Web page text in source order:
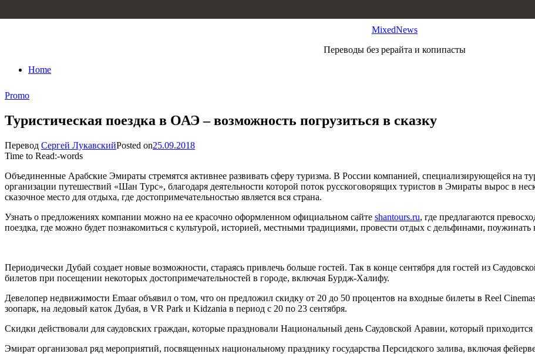
MixedNews
Переводы без рерайта и копипасты
Home
Promo
Туристическая поездка в ОАЭ – возможность погрузиться в сказку
Перевод Сергей ЛукавскийPosted on25.09.2018
Time to Read:-words
Объединенные Арабские Эмираты стремятся активнее развивать сферу туризма. В России компанией, специализирующейся на
организации путешествий «Шан Турс», благодаря деятельности которой поток русскоговорящих туристов в Эмираты вырос в
сказочное место для отдыха, где достопримечательностью является вся страна.
Узнать о предложениях компании можно на ее красочно оформленном официальном сайте shantours.ru, где предлагаются
поездка, где можно будет познакомиться с культурой, историей, местными традициями, провести отдых с дельфинами, поужинать
Периодически Дубай создает новые возможности, стараясь привлечь больше гостей. Так в конце сентября для гостей из
билетов при посещении некоторых достопримечательностей в городе, включая Бурдж-Халифу.
Девелопер недвижимости Emaar объявил о том, что он предложил скидку от 20 до 50 процентов на входные билеты в Reel
зоопарк, на ледовый каток Дубая, в VR Park и Kidzania в период с 20 по 23 сентября.
Скидки действовали для саудовских граждан, которые праздновали Национальный день Саудовской Аравии, который приходится
Эмират организовал ряд мероприятий, посвященных национальному празднику государства Персидского залива, включая